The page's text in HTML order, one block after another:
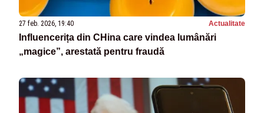
27 feb. 2026, 19:40 Actualitate
Influencerița din CHina care vindea lumânări
„magice”, arestată pentru fraudă